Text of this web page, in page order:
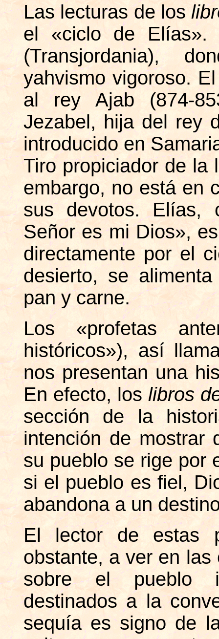
Las lecturas de los
el «ciclo de Elías».
(Transjordania),
yahvismo vigoroso.
al rey Ajab (874-
Jezabel, hija del rey
introducido en
Tiro propiciador de la
embargo, no está en
sus devotos. Elías,
Señor es mi Dios»,
directamente por el
desierto, se
pan y carne.
Los «profetas
históricos»), así
nos presentan una
En efecto, los libros
sección de la
intención de mostrar
su pueblo se rige por
si el pueblo es fiel,
abandona a un
El lector de estas
obstante, a ver en
sobre el pueblo
destinados a la
sequía es signo de